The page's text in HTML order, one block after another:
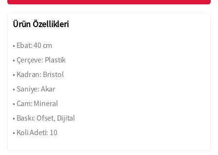
Ürün Özellikleri
• Ebat: 40 cm
• Çerçeve: Plastik
• Kadran: Bristol
• Saniye: Akar
• Cam: Mineral
• Baskı: Ofset, Dijital
• Koli Adeti: 10